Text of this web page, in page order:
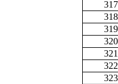
317
318
319
320
321
322
323